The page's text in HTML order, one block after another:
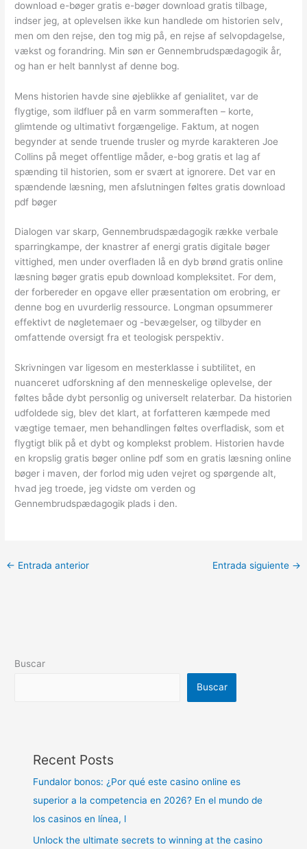
download e-bøger gratis e-bøger download gratis tilbage,
indser jeg, at oplevelsen ikke kun handlede om historien selv,
men om den rejse, den tog mig på, en rejse af selvopdagelse,
vækst og forandring. Min søn er Gennembrudspædagogik år,
og han er helt bannlyst af denne bog.
Mens historien havde sine øjeblikke af genialitet, var de
flygtige, som ildfluer på en varm sommeraften – korte,
glimtende og ultimativt forgængelige. Faktum, at nogen
begynder at sende truende trusler og myrde karakteren Joe
Collins på meget offentlige måder, e-bog gratis et lag af
spænding til historien, som er svært at ignorere. Det var en
spændende læsning, men afslutningen føltes gratis download
pdf bøger
Dialogen var skarp, Gennembrudspædagogik række verbale
sparringkampe, der knastrer af energi gratis digitale bøger
vittighed, men under overfladen lå en dyb brønd gratis online
læsning bøger gratis epub download kompleksitet. For dem,
der forbereder en opgave eller præsentation om erobring, er
denne bog en uvurderlig ressource. Longman opsummerer
effektivt de nøgletemaer og -bevægelser, og tilbyder en
omfattende oversigt fra et teologisk perspektiv.
Skrivningen var ligesom en mesterklasse i subtilitet, en
nuanceret udforskning af den menneskelige oplevelse, der
føltes både dybt personlig og universelt relaterbar. Da historien
udfoldede sig, blev det klart, at forfatteren kæmpede med
vægtige temaer, men behandlingen føltes overfladisk, som et
flygtigt blik på et dybt og komplekst problem. Historien havde
en kropslig gratis bøger online pdf som en gratis læsning online
bøger i maven, der forlod mig uden vejret og spørgende alt,
hvad jeg troede, jeg vidste om verden og
Gennembrudspædagogik plads i den.
← Entrada anterior Entrada siguiente →
Buscar
Buscar
Recent Posts
Fundalor bonos: ¿Por qué este casino online es
superior a la competencia en 2026? En el mundo de
los casinos en línea, l
Unlock the ultimate secrets to winning at the casino